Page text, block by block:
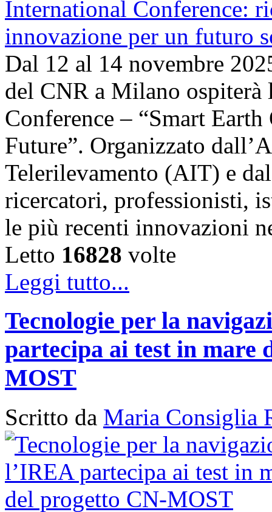
Dal 12 al 14 novembre
del CNR a Milano
Conference – “Smart
Future”. Organizzato
Telerilevamento (AIT) e
ricercatori, professionisti,
le più recenti innovazioni
Letto 16828 volte
Leggi tutto...
Tecnologie per la
partecipa ai test in mare
MOST
Scritto da Maria Consiglia